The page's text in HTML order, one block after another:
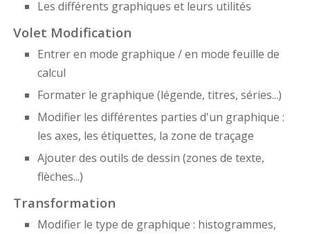
Les différents graphiques et leurs utilités
Volet Modification
Entrer en mode graphique / en mode feuille de
calcul
Formater le graphique (légende, titres, séries...)
Modifier les différentes parties d'un graphique :
les axes, les étiquettes, la zone de traçage
Ajouter des outils de dessin (zones de texte,
flèches...)
Transformation
Modifier le type de graphique : histogrammes,